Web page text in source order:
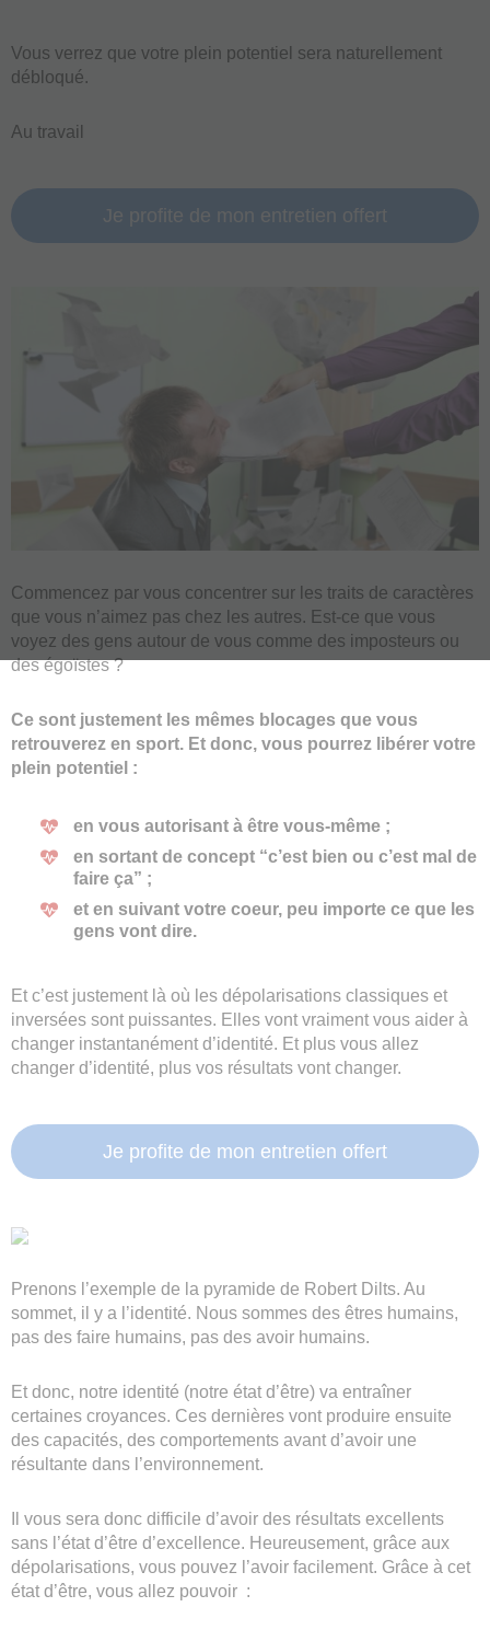
Vous verrez que votre plein potentiel sera naturellement
débloqué.
Au travail
Je profite de mon entretien offert
Commencez par vous concentrer sur les traits de caractères
que vous n’aimez pas chez les autres. Est-ce que vous
voyez des gens autour de vous comme des imposteurs ou
des égoïstes ?
Ce sont justement les mêmes blocages que vous
retrouverez en sport. Et donc, vous pourrez libérer votre
plein potentiel :
en vous autorisant à être vous-même ;
en sortant de concept “c’est bien ou c’est mal de
faire ça” ;
et en suivant votre coeur, peu importe ce que les
gens vont dire.
Et c’est justement là où les dépolarisations classiques et
inversées sont puissantes. Elles vont vraiment vous aider à
changer instantanément d’identité. Et plus vous allez
changer d’identité, plus vos résultats vont changer.
Je profite de mon entretien offert
Prenons l’exemple de la pyramide de Robert Dilts. Au
sommet, il y a l’identité. Nous sommes des êtres humains,
pas des faire humains, pas des avoir humains.
Et donc, notre identité (notre état d’être) va entraîner
certaines croyances. Ces dernières vont produire ensuite
des capacités, des comportements avant d’avoir une
résultante dans l’environnement.
Il vous sera donc difficile d’avoir des résultats excellents
sans l’état d’être d’excellence. Heureusement, grâce aux
dépolarisations, vous pouvez l’avoir facilement. Grâce à cet
état d’être, vous allez pouvoir :